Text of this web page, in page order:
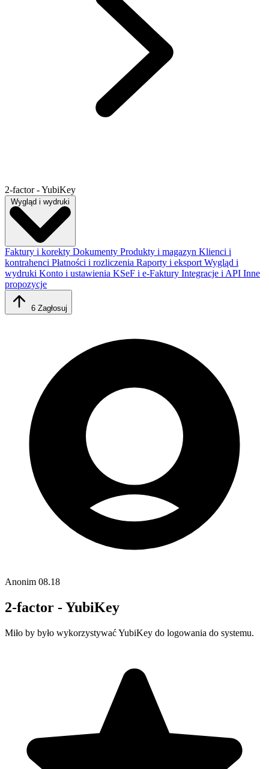
2-factor - YubiKey
Wygląd i wydruki
Faktury i korekty Dokumenty Produkty i magazyn Klienci i
kontrahenci Płatności i rozliczenia Raporty i eksport Wygląd i
wydruki Konto i ustawienia KSeF i e-Faktury Integracje i API Inne
propozycje
6 Zagłosuj
Anonim 08.18
2-factor - YubiKey
Miło by było wykorzystywać YubiKey do logowania do systemu.